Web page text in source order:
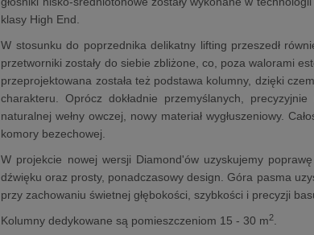
klasy High End.
W stosunku do poprzednika delikatny lifting przeszedł
przetworniki zostały do siebie zbliżone, co, poza walorami
przeprojektowana została też podstawa kolumny, dzięki
charakteru. Oprócz dokładnie przemyślanych,
naturalnej wełny owczej, nowy materiał wygłuszeniowy.
komory bezechowej.
W projekcie nowej wersji Diamond'ów uzyskujemy
dźwięku oraz prosty, ponadczasowy design. Góra pasma
przy zachowaniu świetnej głębokości, szybkości i precyzji
Kolumny dedykowane są pomieszczeniom 15 - 30 m2